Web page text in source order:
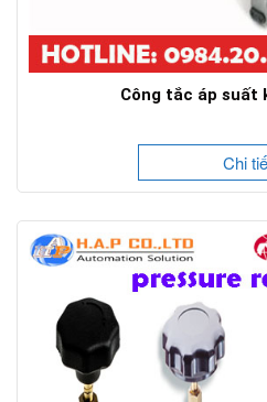
Công tắc áp suất
Chi